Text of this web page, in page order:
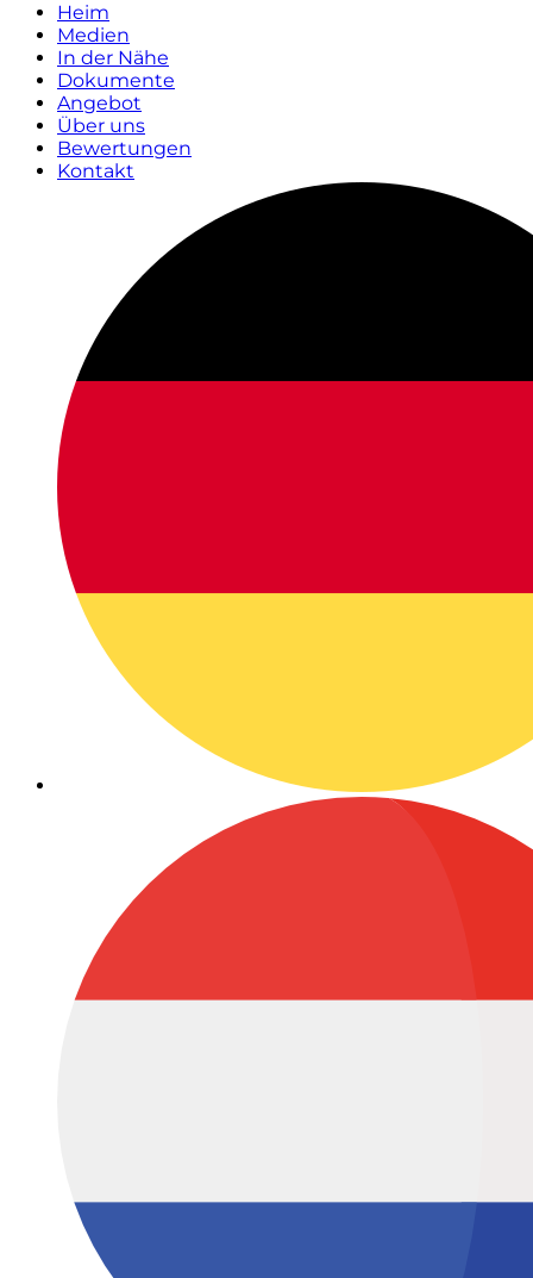
Heim
Medien
In der Nähe
Dokumente
Angebot
Über uns
Bewertungen
Kontakt